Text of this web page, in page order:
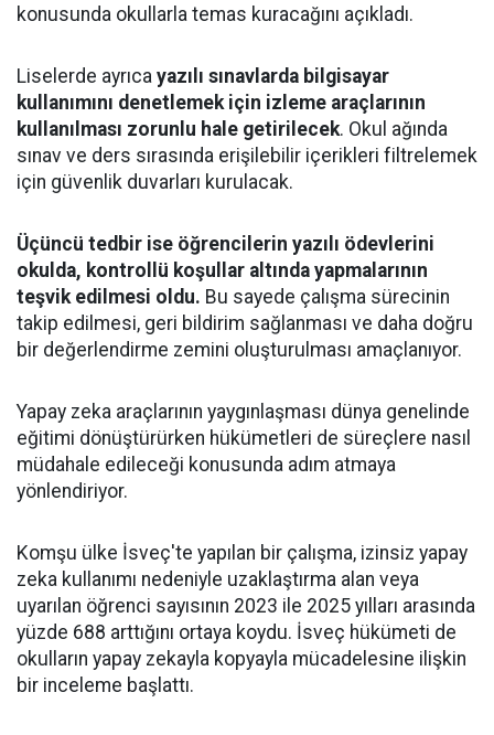
konusunda okullarla temas kuracağını açıkladı.
Liselerde ayrıca yazılı sınavlarda bilgisayar
kullanımını denetlemek için izleme araçlarının
kullanılması zorunlu hale getirilecek. Okul ağında
sınav ve ders sırasında erişilebilir içerikleri filtrelemek
için güvenlik duvarları kurulacak.
Üçüncü tedbir ise öğrencilerin yazılı ödevlerini
okulda, kontrollü koşullar altında yapmalarının
teşvik edilmesi oldu. Bu sayede çalışma sürecinin
takip edilmesi, geri bildirim sağlanması ve daha doğru
bir değerlendirme zemini oluşturulması amaçlanıyor.
Yapay zeka araçlarının yaygınlaşması dünya genelinde
eğitimi dönüştürürken hükümetleri de süreçlere nasıl
müdahale edileceği konusunda adım atmaya
yönlendiriyor.
Komşu ülke İsveç'te yapılan bir çalışma, izinsiz yapay
zeka kullanımı nedeniyle uzaklaştırma alan veya
uyarılan öğrenci sayısının 2023 ile 2025 yılları arasında
yüzde 688 arttığını ortaya koydu. İsveç hükümeti de
okulların yapay zekayla kopyayla mücadelesine ilişkin
bir inceleme başlattı.